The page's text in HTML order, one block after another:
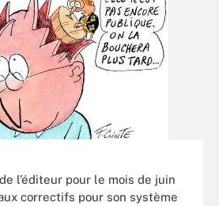
l’éditeur pour le mois de juin
correctifs pour son système